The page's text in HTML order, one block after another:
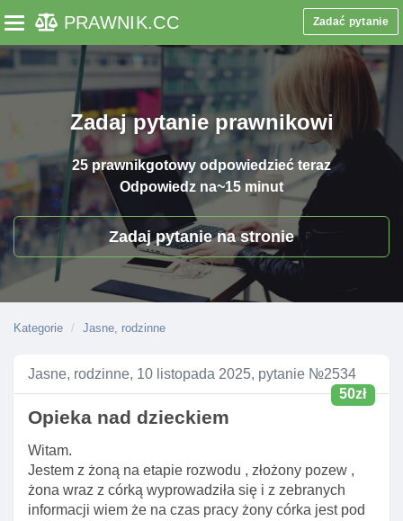
Toggle navigation
PRAWNIK.CC Zadać pytanie
Zadaj pytanie prawnikowi
25 prawnikgotowy odpowiedzieć teraz
Odpowiedz na~15 minut
Zadaj pytanie na stronie
Kategorie Jasne, rodzinne
Jasne, rodzinne, 10 listopada 2025, pytanie №2534
50zł
Opieka nad dzieckiem
Witam.
Jestem z żoną na etapie rozwodu , złożony pozew ,
żona wraz z córką wyprowadziła się i z zebranych
informacji wiem że na czas pracy żony córka jest pod